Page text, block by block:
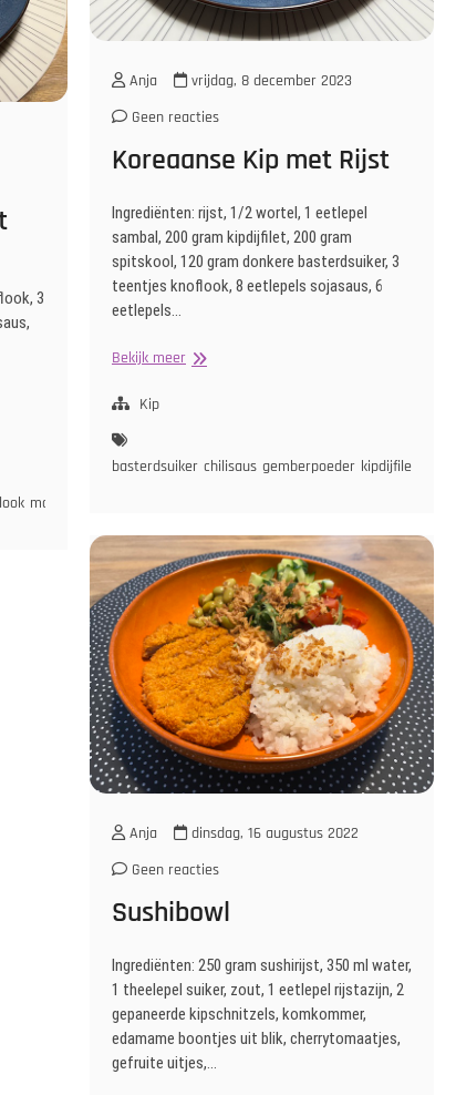
Anja
vrijdag, 8 december 2023
Geen reacties
Koreaanse Kip met Rijst
Ingrediënten: rijst, 1/2 wortel, 1 eetlepel
sambal, 200 gram kipdijfilet, 200 gram
spitskool, 120 gram donkere basterdsuiker, 3
teentjes knoflook, 8 eetlepels sojasaus, 6
eetlepels…
Bekijk meerKoreaanse
Kip
basterdsuiker chilisaus gemberpoeder kipdijfilet
3
maizena
Anja
dinsdag, 16 augustus 2022
Geen reacties
Sushibowl
Ingrediënten: 250 gram sushirijst, 350 ml water,
1 theelepel suiker, zout, 1 eetlepel rijstazijn, 2
gepaneerde kipschnitzels, komkommer,
edamame boontjes uit blik, cherrytomaatjes,
gefruite uitjes,…